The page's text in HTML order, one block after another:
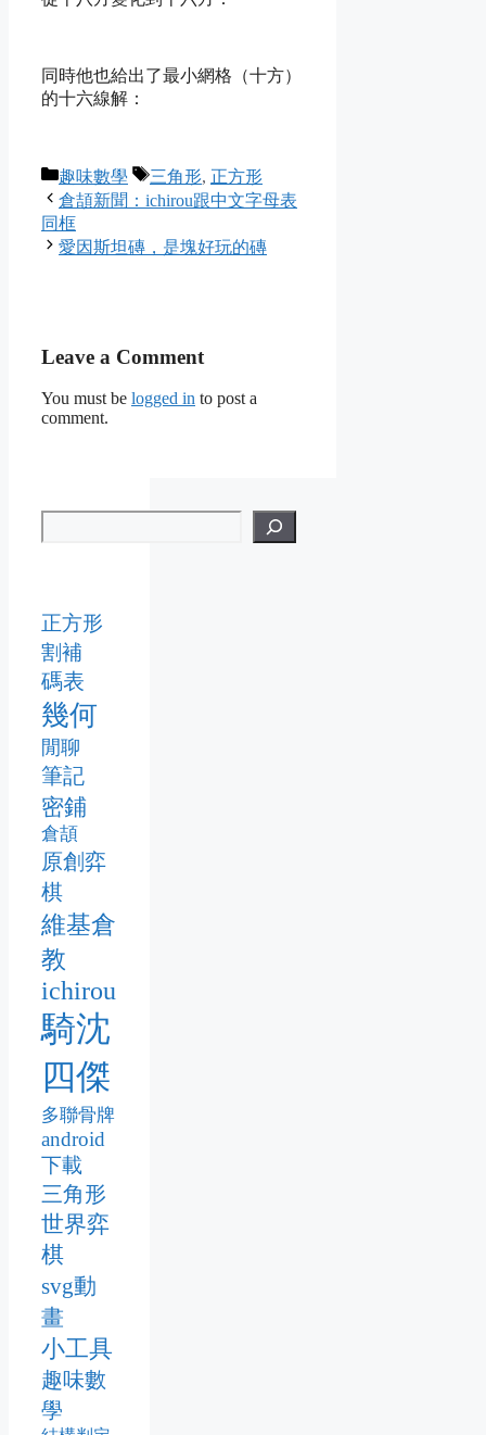
同時他也給出了最小網格（十方）
的十六線解：
Categories
趣味數學 Tags
三角形, 正方形
倉頡新聞：ichirou跟中文字母表
同框
愛因斯坦磚，是塊好玩的磚
Leave a Comment
You must be logged in to post a
comment.
正方形
割補
碼表
幾何
閒聊
筆記
密鋪
倉頡
原創弈
棋
維基倉
教
ichirou
騎沈
四傑
多聯骨牌
android
下載
三角形
世界弈
棋
svg動
畫
小工具
趣味數
學